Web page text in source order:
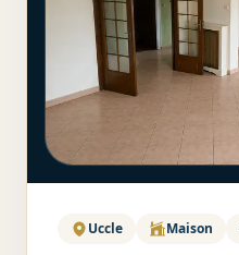
Uccle Maison